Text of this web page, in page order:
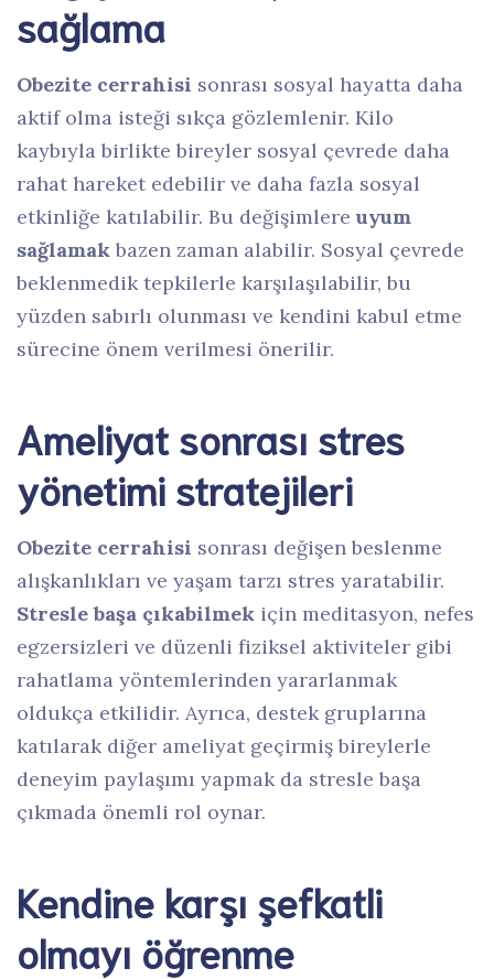
sağlama
Obezite cerrahisi sonrası sosyal hayatta daha
aktif olma isteği sıkça gözlemlenir. Kilo
kaybıyla birlikte bireyler sosyal çevrede daha
rahat hareket edebilir ve daha fazla sosyal
etkinliğe katılabilir. Bu değişimlereuyum
sağlamakbazen zaman alabilir. Sosyal çevrede
beklenmedik tepkilerle karşılaşılabilir, bu
yüzden sabırlı olunması ve kendini kabul etme
sürecine önem verilmesi önerilir.
Ameliyat sonrası stres
yönetimi stratejileri
Obezite cerrahisi sonrası değişen beslenme
alışkanlıkları ve yaşam tarzı stres yaratabilir.
Stresle başa çıkabilmek için meditasyon, nefes
egzersizleri ve düzenli fiziksel aktiviteler gibi
rahatlama yöntemlerinden yararlanmak
oldukça etkilidir. Ayrıca, destek gruplarına
katılarak diğer ameliyat geçirmiş bireylerle
deneyim paylaşımı yapmak da stresle başa
çıkmada önemli rol oynar.
Kendine karşı şefkatli
olmayı öğrenme